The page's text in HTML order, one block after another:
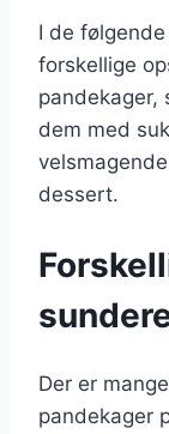
I de
forskellige
pandekager,
dem med
dessert.
Der er
pandekager